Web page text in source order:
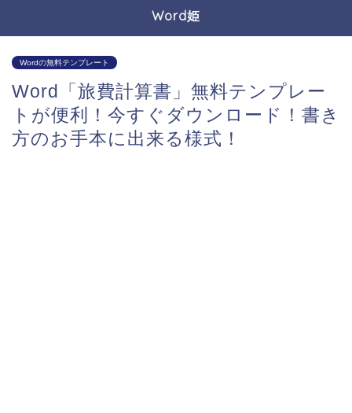
Word姫
Wordの無料テンプレート
Word「旅費計算書」無料テンプレー
トが便利！今すぐダウンロード！書き
方のお手本に出来る様式！